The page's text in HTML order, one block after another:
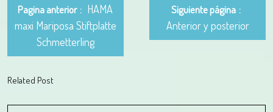
Pagina anterior
HAMA
maxi Mariposa Stiftplatte
Schmetterling
Siguiente página
Anterior y posterior
Related Post